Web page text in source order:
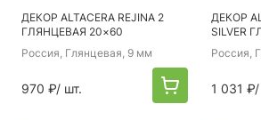
ДЕКОР ALTACERA REJINA 2
ГЛЯНЦЕВАЯ 20×60
Россия, Глянцевая, 9 мм
970 ₽/ шт.
ДЕКОР
SILVER
Россия,
1 031 ₽